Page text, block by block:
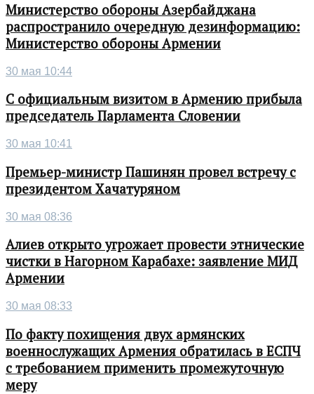
Министерство обороны Азербайджана
распространило очередную дезинформацию:
Министерство обороны Армении
30 мая 10:44
С официальным визитом в Армению прибыла
председатель Парламента Словении
30 мая 10:41
Премьер-министр Пашинян провел встречу с
президентом Хачатуряном
30 мая 08:36
Алиев открыто угрожает провести этнические
чистки в Нагорном Карабахе: заявление МИД
Армении
30 мая 08:33
По факту похищения двух армянских
военнослужащих Армения обратилась в ЕСПЧ
с требованием применить промежуточную
меру